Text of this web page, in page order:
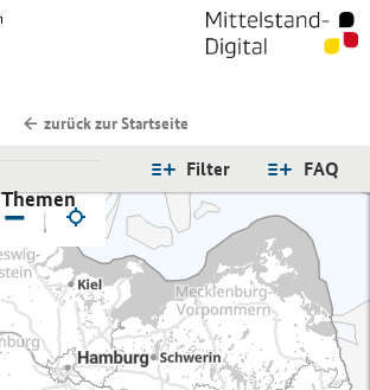
zurück zur Startseite
FAQ
Filter
Themen
−